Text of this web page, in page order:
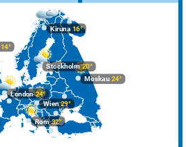
Rom32°
Stockholm20°
London24°
Kiruna 16°
Wien29°
14°
Moskau 24°